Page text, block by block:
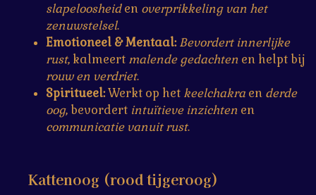
slapeloosheiden overprikkeling van het
zenuwstelsel.
Emotioneel & Mentaal: Bevordert innerlijke
rust, kalmeert malende gedachten en helpt bij
rouw en verdriet.
Spiritueel:Werkt op het keelchakraen derde
oog, bevordert intuïtieve inzichten en
communicatie vanuit rust.
Kattenoog (rood tijgeroog)